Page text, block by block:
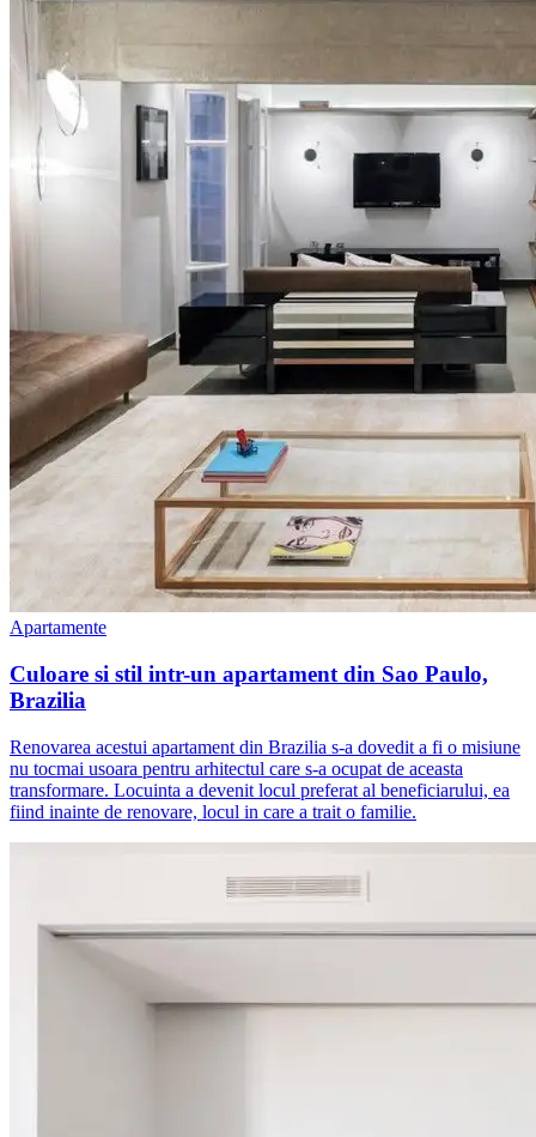
Apartamente
Culoare si stil intr-un apartament din Sao Paulo,
Brazilia
Renovarea acestui apartament din Brazilia s-a dovedit a fi o misiune
nu tocmai usoara pentru arhitectul care s-a ocupat de aceasta
transformare. Locuinta a devenit locul preferat al beneficiarului, ea
fiind inainte de renovare, locul in care a trait o familie.